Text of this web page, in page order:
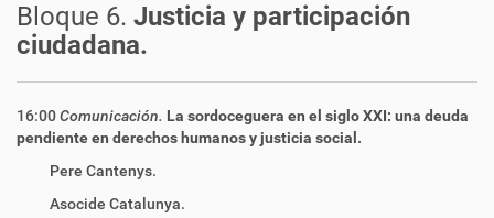
Bloque 6. Justicia y participación
ciudadana.
16:00Comunicación. La sordoceguera en el siglo XXI: una deuda
pendiente en derechos humanos y justicia social.
Pere Cantenys.
Asocide Catalunya.